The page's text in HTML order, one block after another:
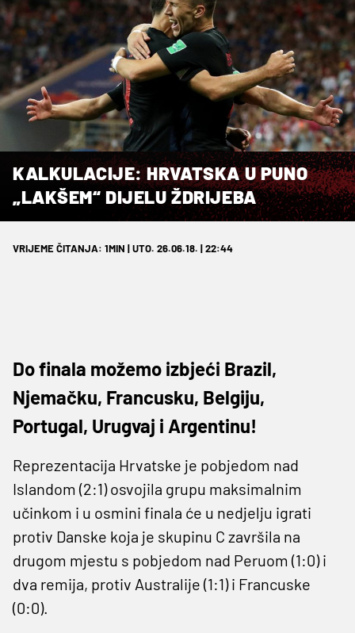
KALKULACIJE: HRVATSKA U PUNO
„LAKŠEM“ DIJELU ŽDRIJEBA
VRIJEME ČITANJA: 1MIN | UTO. 26.06.18. | 22:44
Do finala možemo izbjeći Brazil,
Njemačku, Francusku, Belgiju,
Portugal, Urugvaj i Argentinu!
Reprezentacija Hrvatske je pobjedom nad
Islandom (2:1) osvojila grupu maksimalnim
učinkom i u osmini finala će u nedjelju igrati
protiv Danske koja je skupinu C završila na
drugom mjestu s pobjedom nad Peruom (1:0) i
dva remija, protiv Australije (1:1) i Francuske
(0:0).